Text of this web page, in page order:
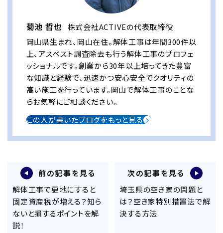
菊池 哲也 株式会社ACTIVEの代表取締役
岡山県生まれ、岡山在住。解体工事は年間300件以
上、アスベスト調査除去も行う解体工事のプロフェ
ッショナルです。創業から30年以上培ってきた豊富
な知識と経験で、迅速かつ安心安全でクオリティの
高い施工を行っています。岡山で解体工事のことな
らお気軽にご相談ください。
この人が書いたブログをもっと見る
前の記事を見る
解体工事で更地にすると
固定資産税が増える？知ら
ないと損するポイントを解
説！
次の記事を見る
埼玉県の空き家の問題と
は？空き家特別措置法で解
決する方法